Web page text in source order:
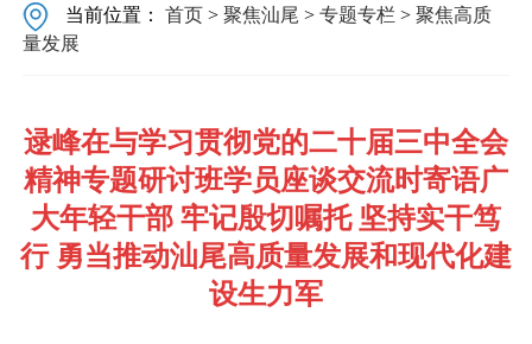
当前位置：首页 >聚焦汕尾 >专题专栏 >聚焦高质
量发展
逯峰在与学习贯彻党的二十届三中全会
精神专题研讨班学员座谈交流时寄语广
大年轻干部 牢记殷切嘱托 坚持实干笃
行 勇当推动汕尾高质量发展和现代化建
设生力军